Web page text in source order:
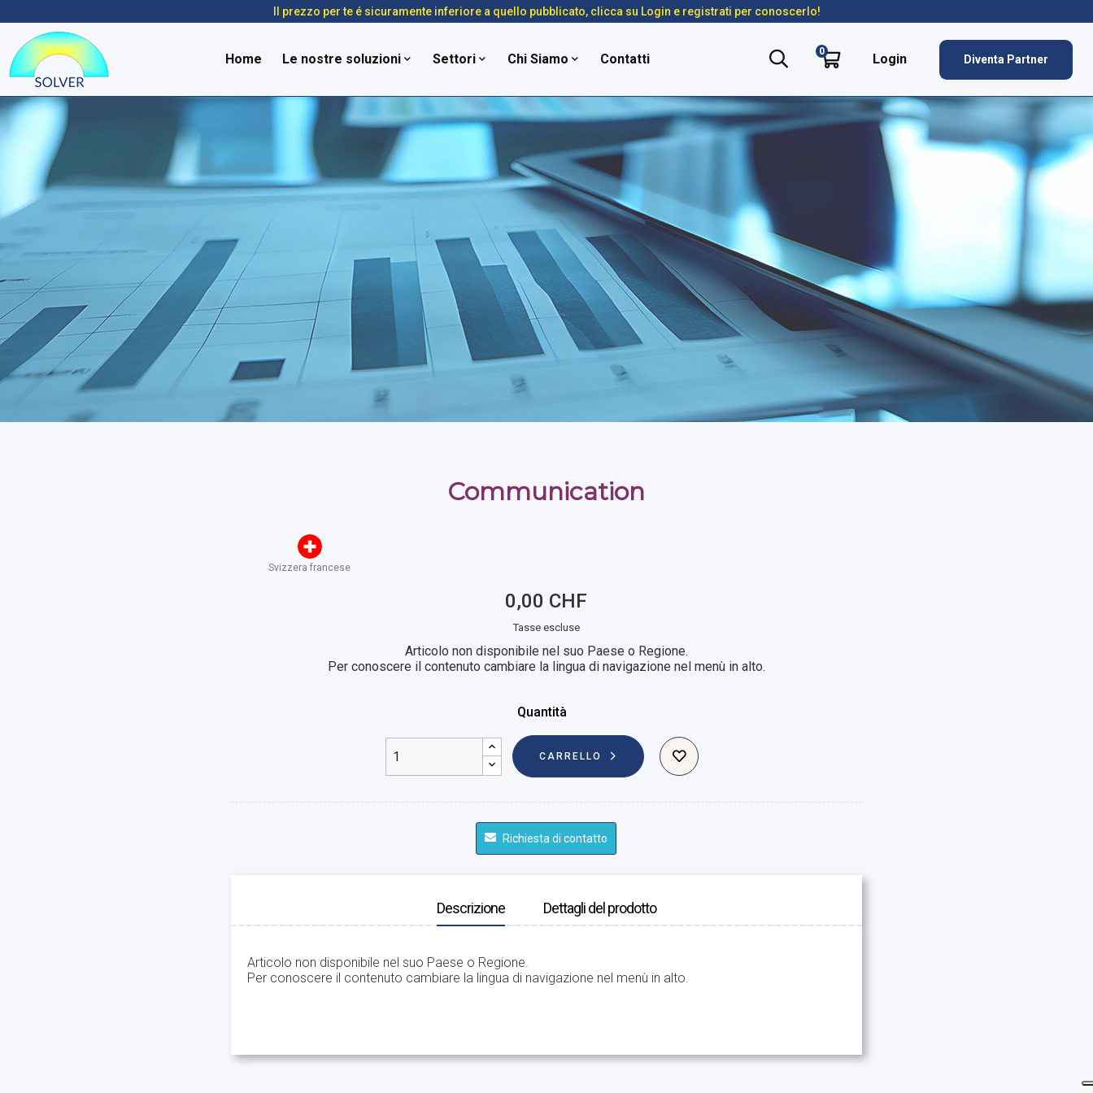
Il prezzo per te é sicuramente inferiore a quello pubblicato, clicca su Login e registrati per conoscerlo!
Home Le nostre soluzioni Settori Chi Siamo Contatti 0 Login Diventa Partner
Communication
Svizzera francese
0,00 CHF
Tasse escluse
Articolo non disponibile nel suo Paese o Regione.
Per conoscere il contenuto cambiare la lingua di navigazione nel menù in alto.
Quantità
CARRELLO
Richiesta di contatto
Descrizione Dettagli del prodotto
Articolo non disponibile nel suo Paese o Regione.
Per conoscere il contenuto cambiare la lingua di navigazione nel menù in alto.